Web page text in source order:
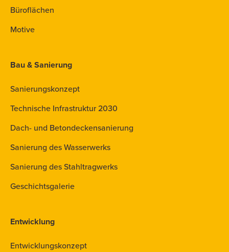
Büroflächen
Motive
Bau & Sanierung
Sanierungskonzept
Technische Infrastruktur 2030
Dach- und Betondeckensanierung
Sanierung des Wasserwerks
Sanierung des Stahltragwerks
Geschichtsgalerie
Entwicklung
Entwicklungskonzept